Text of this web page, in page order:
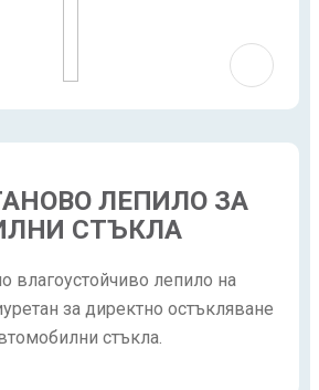
ЛЕПИЛО ЗА
СТЪКЛА
влагоустойчиво лепило на
за директно остъкляване
стъкла.